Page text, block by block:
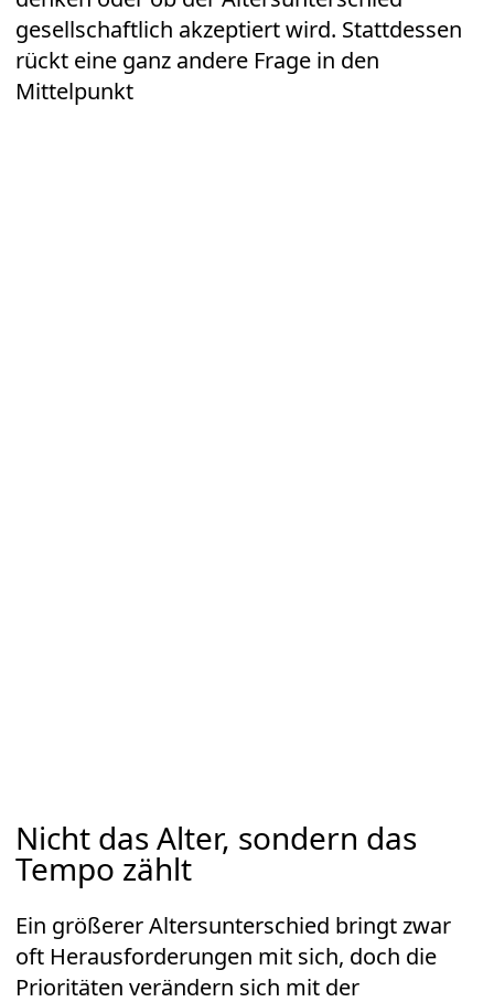
gesellschaftlich akzeptiert wird. Stattdessen
rückt eine ganz andere Frage in den
Mittelpunkt
Nicht das Alter, sondern das
Tempo zählt
Ein größerer Altersunterschied bringt zwar
oft Herausforderungen mit sich, doch die
Prioritäten verändern sich mit der